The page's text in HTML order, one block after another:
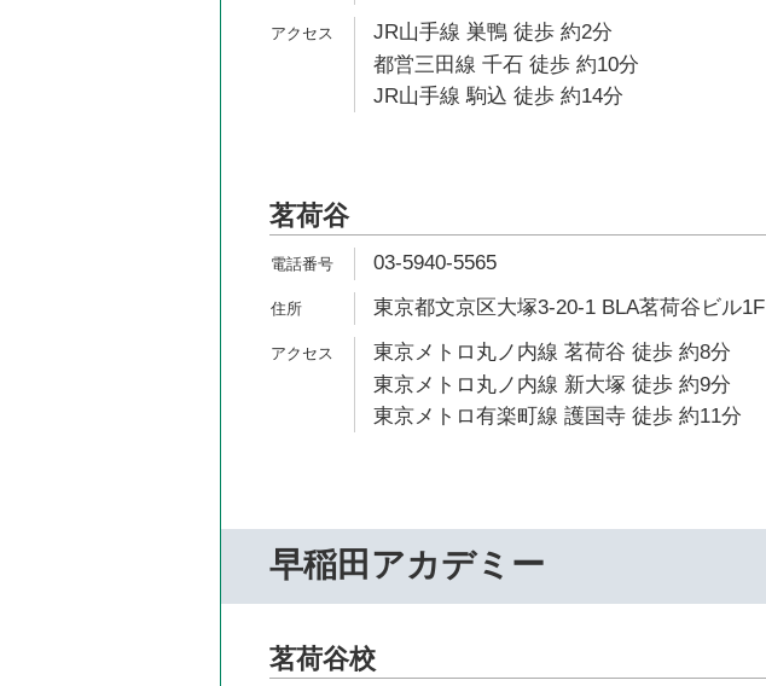
JR山手線 巣鴨 徒歩 約2分
都営三田線 千石 徒歩 約10分
JR山手線 駒込 徒歩 約14分
茗荷谷
03-5940-5565
東京都文京区大塚3-20-1 BLA茗荷谷ビル1F
東京メトロ丸ノ内線 茗荷谷 徒歩 約8分
東京メトロ丸ノ内線 新大塚 徒歩 約9分
東京メトロ有楽町線 護国寺 徒歩 約11分
早稲田アカデミー
茗荷谷校